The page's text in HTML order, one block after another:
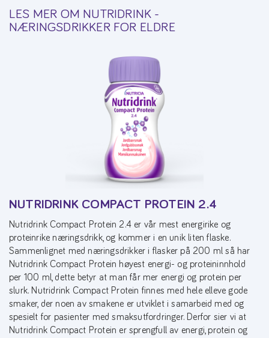
LES MER OM NUTRIDRINK -
NÆRINGSDRIKKER FOR ELDRE
NUTRIDRINK COMPACT PROTEIN 2.4
Nutridrink Compact Protein 2.4 er vår mest energirike og
proteinrike næringsdrikk, og kommer i en unik liten flaske.
Sammenlignet med næringsdrikker i flasker på 200 ml så har
Nutridrink Compact Protein høyest energi- og proteininnhold
per 100 ml, dette betyr at man får mer energi og protein per
slurk. Nutridrink Compact Protein finnes med hele elleve gode
smaker, der noen av smakene er utviklet i samarbeid med og
spesielt for pasienter med smaksutfordringer. Derfor sier vi at
Nutridrink Compact Protein er sprengfull av energi, protein og